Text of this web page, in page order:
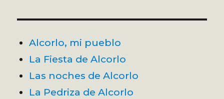
Alcorlo, mi pueblo
La Fiesta de Alcorlo
Las noches de Alcorlo
La Pedriza de Alcorlo